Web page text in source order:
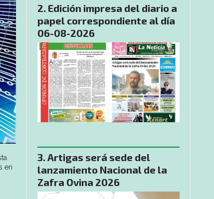
en
Edición impresa del diario a
papel correspondiente al día
06-08-2026
Artigas será sede del
lanzamiento Nacional de la
Zafra Ovina 2026